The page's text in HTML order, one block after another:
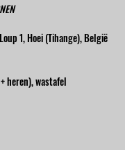
1, Hoei (Tihange), België
heren), wastafel